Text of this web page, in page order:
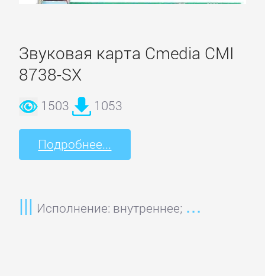
Звуковая карта Cmedia CMI
8738-SX
1503 1053
Подробнее...
Исполнение: внутреннее;
Galaxy
HIS
Inno3D